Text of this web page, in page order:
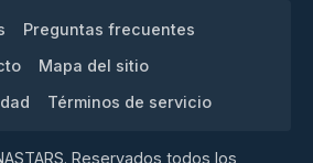
Preguntas frecuentes
Mapa del sitio
Términos de servicio
Reservados todos los